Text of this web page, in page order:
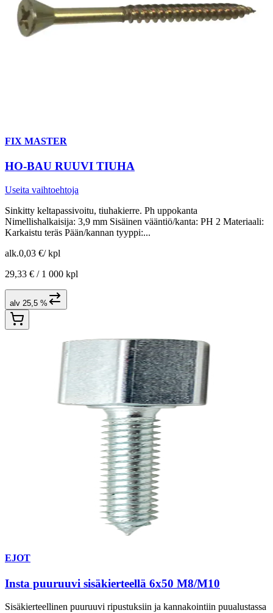
FIX MASTER
HO-BAU RUUVI TIUHA
Useita vaihtoehtoja
Sinkitty keltapassivoitu, tiuhakierre. Ph uppokanta
Nimellishalkaisija: 3,9 mm Sisäinen vääntiö/kanta: PH 2 Materiaali:
Karkaistu teräs Pään/kannan tyyppi:...
alk.0,03 €/ kpl
29,33 € / 1 000 kpl
alv 25,5 %
EJOT
Insta puuruuvi sisäkierteellä 6x50 M8/M10
Sisäkierteellinen puuruuvi ripustuksiin ja kannakointiin puualustassa